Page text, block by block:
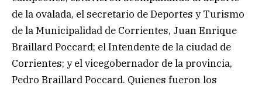
de la ovalada, el secretario de Deportes y Turismo
de la Municipalidad de Corrientes, Juan Enrique
Braillard Poccard; el Intendente de la ciudad de
Corrientes; y el vicegobernador de la provincia,
Pedro Braillard Poccard. Quienes fueron los